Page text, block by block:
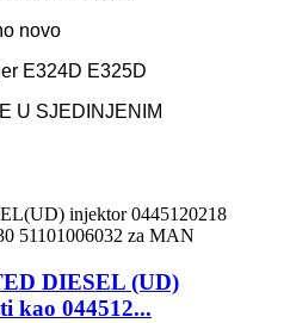
novo
E324D E325D
U SJEDINJENIM
DIESEL (UD)
kao 044512...